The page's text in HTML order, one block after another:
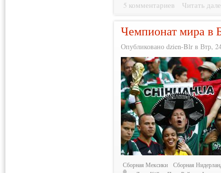
5 комментариев Читать
Чемпионат мира в
Опубликовано dzien-Blr в Втр,
Сборная Мексики
Сборная